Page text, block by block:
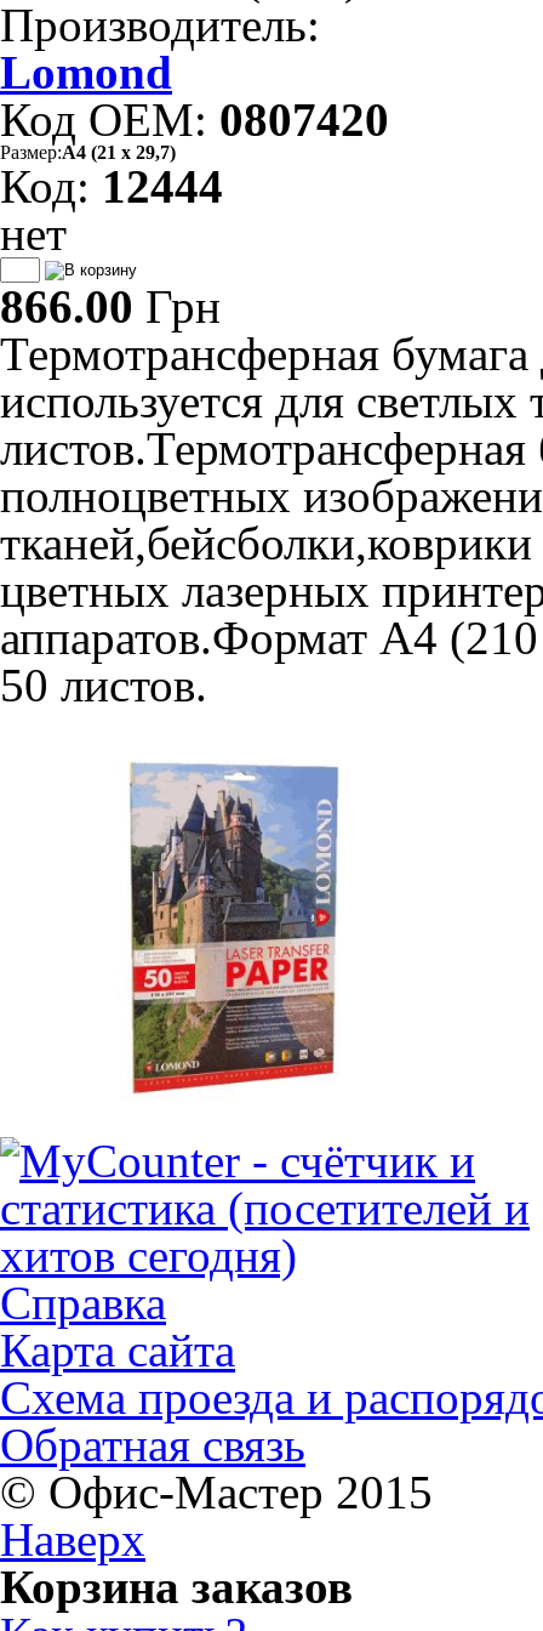
Производитель:
Lomond
Код OEM: 0807420
Размер:А4 (21 х 29,7)
Код: 12444
нет
866.00 Грн
Термотрансферная бумага
используется для
листов.Термотрансферная
полноцветных
цветных лазерных
аппаратов.Формат A4
50 листов.
Справка
Карта сайта
Схема проезда и
Обратная связь
© Офис-Мастер 2015
Наверх
Корзина заказов